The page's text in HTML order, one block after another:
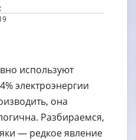
используют
электроэнергии
она
Разбираемся,
— редкое явление